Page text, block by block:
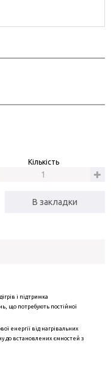
Кількість
В закладки
і підтримка
що потребують постійної
енергії від нагрівальних
до встановлених ємностей з